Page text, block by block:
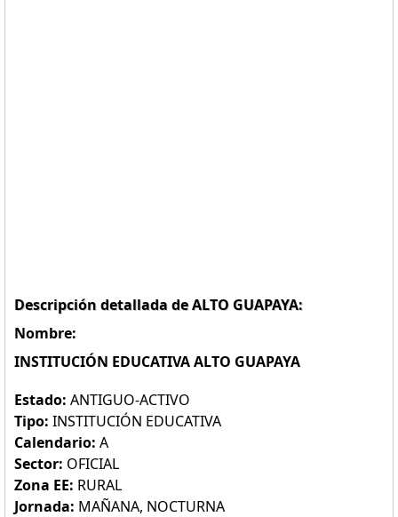
Descripción detallada de ALTO GUAPAYA:
Nombre:
INSTITUCIÓN EDUCATIVA ALTO GUAPAYA
Estado: ANTIGUO-ACTIVO
Tipo: INSTITUCIÓN EDUCATIVA
Calendario: A
Sector: OFICIAL
Zona EE: RURAL
Jornada: MAÑANA, NOCTURNA